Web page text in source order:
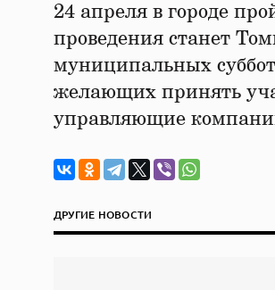
24 апреля в городе
проведения станет
муниципальных
желающих принять
управляющие
ДРУГИЕ НОВОСТИ